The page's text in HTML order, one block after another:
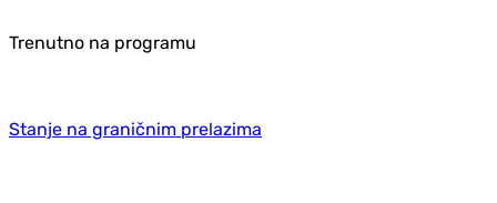
Trenutno na programu
Stanje na graničnim prelazima